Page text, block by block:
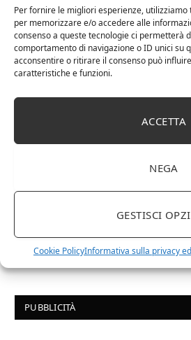
Per fornire le migliori esperienze, utilizziamo
per memorizzare e/o accedere alle
consenso a queste tecnologie ci permetterà
comportamento di navigazione o ID unici su
acconsentire o ritirare il consenso può
caratteristiche e funzioni.
ACCETTA
NEGA
GESTISCI
Cookie PolicyInformativa sulla privacy
Chanson Pere & Fils –
(box 3 x 0,75l) Mr. Vino bianco
Le Casematte – Faro (box 6 x
PUBBLICITÀ